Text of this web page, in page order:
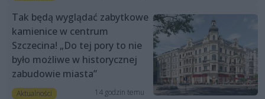
Tak będą wyglądać zabytkowe
kamienice w centrum
Szczecina! „Do tej pory to nie
było możliwe w historycznej
zabudowie miasta”
Aktualności 14 godzin temu